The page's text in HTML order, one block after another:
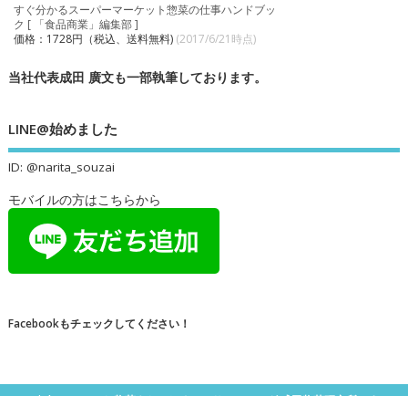
すぐ分かるスーパーマーケット惣菜の仕事ハンドブッ
ク [ 「食品商業」編集部 ]
価格：1728円（税込、送料無料) (2017/6/21時点)
当社代表成田 廣文も一部執筆しております。
LINE@始めました
ID: @narita_souzai
モバイルの方はこちらから
Facebookもチェックしてください！